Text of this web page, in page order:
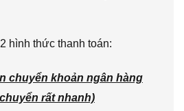
hình thức thanh toán:
chuyển khoản ngân hàng
rất nhanh)